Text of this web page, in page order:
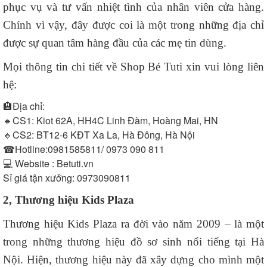
phục vụ và tư vấn nhiệt tình của nhân viên cửa hàng.
Chính vì vậy, đây được coi là một trong những địa chỉ
được sự quan tâm hàng đầu của các mẹ tin dùng.
Mọi thông tin chi tiết về Shop Bé Tuti xin vui lòng liên
hệ:
🏨Địa chỉ:
🔸CS1: Kiot 62A, HH4C Linh Đàm, Hoàng Mai, HN
🔸CS2: BT12-6 KĐT Xa La, Hà Đông, Hà Nội
☎Hotline:0981585811/ 0973 090 811
💻 Website : Betuti.vn
Sỉ giá tận xưởng: 0973090811
2, Thương hiệu Kids Plaza
Thương hiệu Kids Plaza ra đời vào năm 2009 – là một
trong những thương hiệu đồ sơ sinh nổi tiếng tại Hà
Nội. Hiện, thương hiệu này đã xây dựng cho mình một